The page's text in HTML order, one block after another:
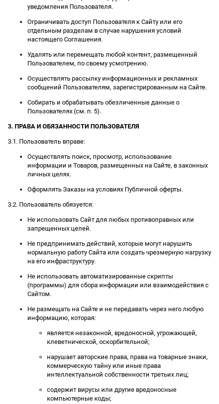
уведомления Пользователя.
Ограничивать доступ Пользователя к Сайту или его
отдельным разделам в случае нарушения условий
настоящего Соглашения.
Удалять или перемещать любой контент, размещенный
Пользователем, по своему усмотрению.
Осуществлять рассылку информационных и рекламных
сообщений Пользователям, зарегистрированным на Сайте.
Собирать и обрабатывать обезличенные данные о
Пользователях (см. п. 5).
3. ПРАВА И ОБЯЗАННОСТИ ПОЛЬЗОВАТЕЛЯ
3.1. Пользователь вправе:
Осуществлять поиск, просмотр, использование
информации и Товаров, размещенных на Сайте, в законных
личных целях.
Оформлять Заказы на условиях Публичной оферты.
3.2. Пользователь обязуется:
Не использовать Сайт для любых противоправных или
запрещенных целей.
Не предпринимать действий, которые могут нарушить
нормальную работу Сайта или создать чрезмерную нагрузку
на его инфраструктуру.
Не использовать автоматизированные скрипты
(программы) для сбора информации или взаимодействия с
Сайтом.
Не размещать на Сайте и не передавать через него любую
информацию, которая:
является незаконной, вредоносной, угрожающей,
клеветнической, оскорбительной;
нарушает авторские права, права на товарные знаки,
коммерческую тайну или иные права
интеллектуальной собственности третьих лиц;
содержит вирусы или другие вредоносные
компьютерные коды;